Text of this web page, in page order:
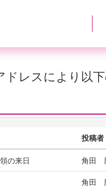
レスにより以
投稿者
の来日 角田
角田